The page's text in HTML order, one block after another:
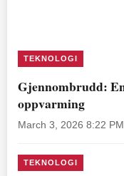
TEKNOLOGI
Gjennombrudd:
oppvarming
March 3, 2026 8:22 PM
TEKNOLOGI